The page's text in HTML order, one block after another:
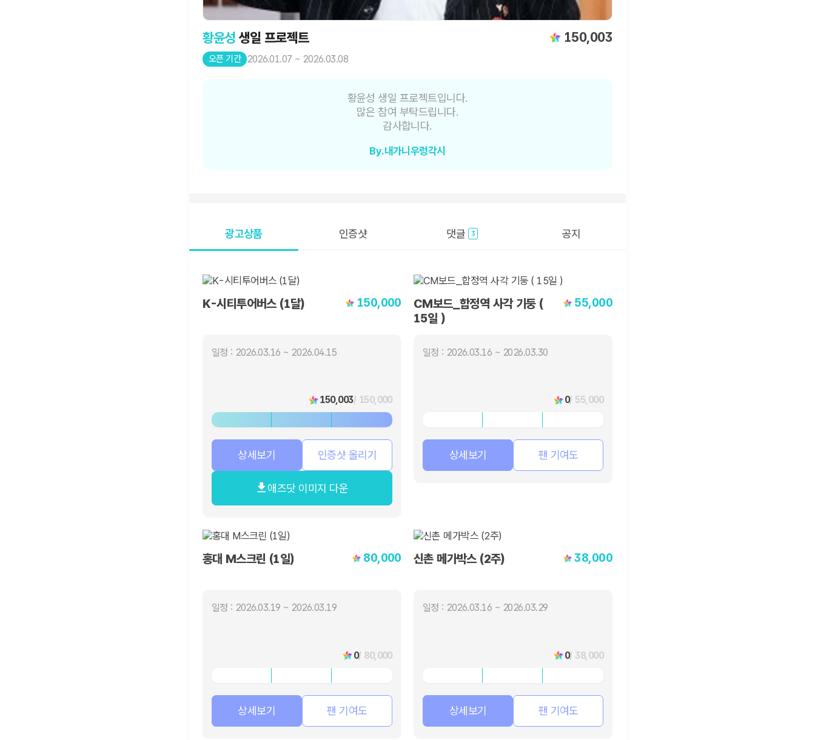
황윤성 생일 프로젝트 150,003
오픈 기간 2026.01.07 ~ 2026.03.08
황윤성 생일 프로젝트입니다.
많은 참여 부탁드립니다.
감사합니다.
By.내가니우렁각시
광고상품 인증샷 댓글 3 공지
K-시티투어버스 (1달) 150,000
일정 : 2026.03.16 ~ 2026.04.15
150,003/ 150,000
상세보기 인증샷 올리기
애즈닷 이미지 다운
CM보드_합정역 사각 기둥 (
15일 )
55,000
일정 : 2026.03.16 ~ 2026.03.30
0/ 55,000
상세보기 팬 기여도
홍대 M스크린 (1일) 80,000
일정 : 2026.03.19 ~ 2026.03.19
0/ 80,000
상세보기 팬 기여도
신촌 메가박스 (2주) 38,000
일정 : 2026.03.16 ~ 2026.03.29
0/ 38,000
상세보기 팬 기여도